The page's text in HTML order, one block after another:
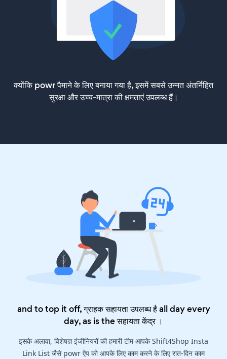
क्योंकि powr पैमाने के लिए बनाया गया है, इसमें सबसे उन्नत अंतर्निहित
सुरक्षा और उच्च-मात्रा की क्षमताएं उपलब्ध हैं।
and to top it off, ग्राहक सहायता उपलब्ध है all day every
day, as is theसहायता केंद्र।
इसके अलावा, विशेषज्ञ इंजीनियरों की हमारी टीम आपके Shift4Shop Insta
Link List जैसे powr ऐप को आपके लिए काम करने के लिए रात-दिन काम